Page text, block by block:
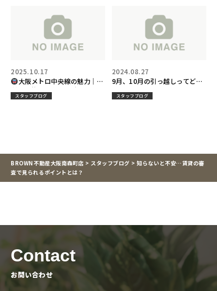
大阪メトロ中央線の魅力｜便
利さと暮らしやすさが両立する
人気沿線｜ブラウン不動産スタ
2025.10.17
スタッフブログ
9月、10月の引っ越しってどう
なの？
2024.08.27
スタッフブログ
BROWN不動産大阪南森町店 > スタッフブログ >知らないと不安…賃貸の審
査で見られるポイントとは？
Contact
お問い合わせ